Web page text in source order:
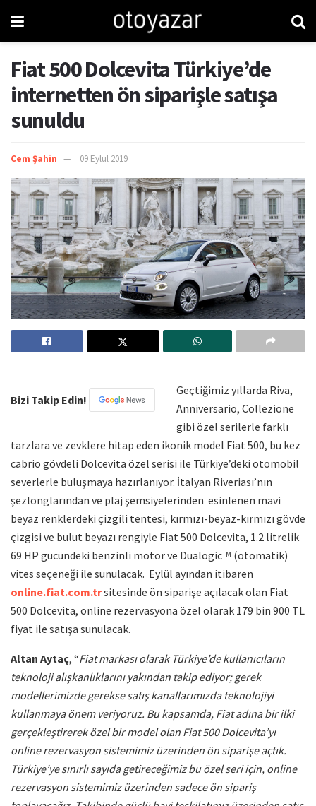
Fiat 500 Dolcevita Türkiye’de
internetten ön siparişle satışa
sunuldu
Cem Şahin 09 Eylül 2019
Bizi Takip Edin!
Geçtiğimiz yıllarda Riva,
Anniversario, Collezione
gibi özel serilerle farklı
tarzlara ve zevklere hitap eden ikonik model Fiat 500, bu kez
cabrio gövdeli Dolcevita özel serisi ile Türkiye’deki otomobil
severlerle buluşmaya hazırlanıyor. İtalyan Riveriası’nın
şezlonglarından ve plaj şemsiyelerinden esinlenen mavi
beyaz renklerdeki çizgili tentesi, kırmızı-beyaz-kırmızı gövde
çizgisi ve bulut beyazı rengiyle Fiat 500 Dolcevita, 1.2 litrelik
69 HP gücündeki benzinli motor ve DualogicTM (otomatik)
vites seçeneği ile sunulacak. Eylül ayından itibaren
online.fiat.com.trsitesinde ön siparişe açılacak olan Fiat
500 Dolcevita, online rezervasyona özel olarak 179 bin 900 TL
fiyat ile satışa sunulacak.
Altan Aytaç, “Fiat markası olarak Türkiye’de kullanıcıların
teknoloji alışkanlıklarını yakından takip ediyor; gerek
modellerimizde gerekse satış kanallarımızda teknolojiyi
kullanmaya önem veriyoruz. Bu kapsamda, Fiat adına bir ilki
gerçekleştirerek özel bir model olan Fiat 500 Dolcevita’yı
online rezervasyon sistemimiz üzerinden ön siparişe açtık.
Türkiye’ye sınırlı sayıda getireceğimiz bu özel seri için, online
rezervasyon sistemimiz üzerinden sadece ön sipariş